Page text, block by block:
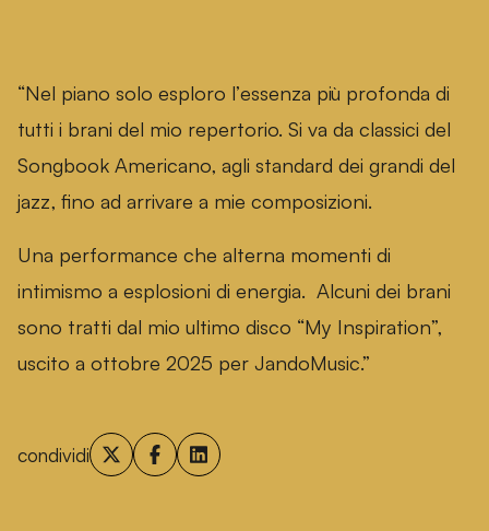
“Nel piano solo esploro l’essenza più profonda di
tutti i brani del mio repertorio. Si va da classici del
Songbook Americano, agli standard dei grandi del
jazz, fino ad arrivare a mie composizioni.
Una performance che alterna momenti di
intimismo a esplosioni di energia. Alcuni dei brani
sono tratti dal mio ultimo disco “My Inspiration”,
uscito a ottobre 2025 per JandoMusic.”
condividi